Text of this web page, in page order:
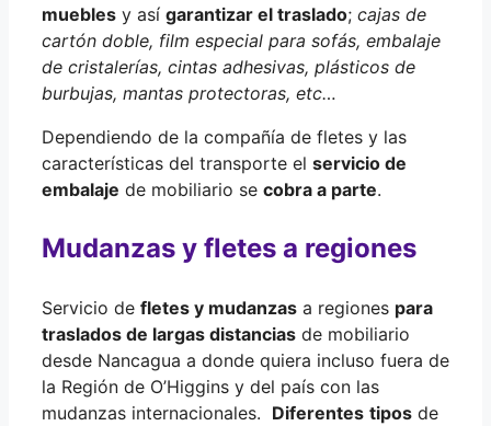
muebles y así garantizar el traslado; cajas de
cartón doble, film especial para sofás, embalaje
de cristalerías, cintas adhesivas, plásticos de
burbujas, mantas protectoras, etc…
Dependiendo de la compañía de fletes y las
características del transporte el servicio de
embalaje de mobiliario se cobra a parte.
Mudanzas y fletes a regiones
Servicio de fletes y mudanzas a regiones para
traslados de largas distancias de mobiliario
desde Nancagua a donde quiera incluso fuera de
la Región de O’Higgins y del país con las
mudanzas internacionales. Diferentes tipos de